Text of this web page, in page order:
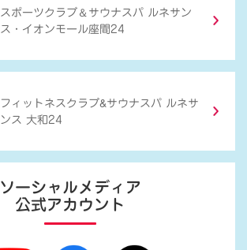
スポーツクラブ ＆ サウナスパ ルネサン
ス・イオンモール座間24
フィットネスクラブ&サウナスパ ルネサ
ンス 大和24
ソーシャルメディア
公式アカウント